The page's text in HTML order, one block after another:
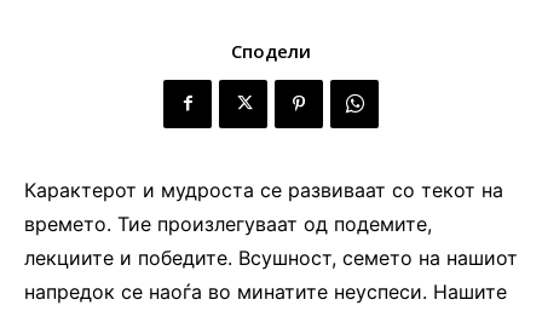
Сподели
Карактерот и мудроста се развиваат со текот на
времето. Тие произлегуваат од подемите,
лекциите и победите. Всушност, семето на нашиот
напредок се наоѓа во минатите неуспеси. Нашите